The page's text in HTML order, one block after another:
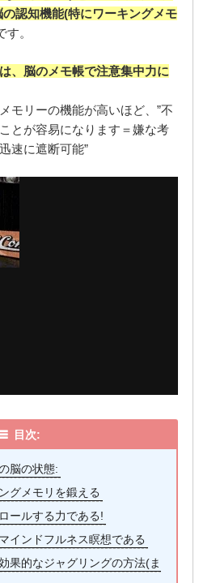
m
認知機能(特にワーキングメモ
す。
、脳のメモ帳で注意集中力に
モリーの機能が高いほど、”不
とが容易になります＝嫌な考
速に遮断可能”
目次:
脳の状態:
グメモリを鍛える
ールする力である!
インドフルネス瞑想である
果的なジャグリングの方法(ま